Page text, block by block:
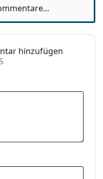
LS
hinzufügen